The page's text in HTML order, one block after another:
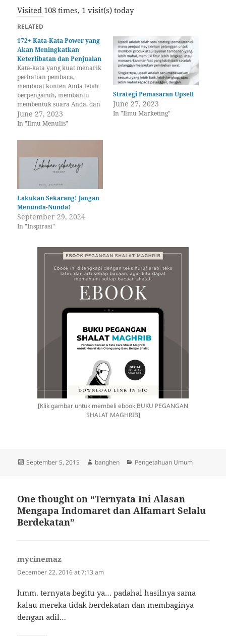
Visited 108 times, 1 visit(s) today
RELATED
172+ Kata-Kata Power yang
Akan Meningkatkan
Keterlibatan dan Penjualan
Kata-kata yang kuat menarik
perhatian pembaca,
membuat konten Anda lebih
berpengaruh, membantu
membentuk suara Anda, dan
mendorong orang untuk
mengikuti saran Anda. Cara
dalam tulisan Anda
memiliki mesin kata-kata
ajaib? Masukkan ide-ide
tersebut secara manual.
Biarkan mesin itu
beroperasi…
June 27, 2023
In "Ilmu Menulis"
Strategi Pemasaran Upsell
June 27, 2023
In "Ilmu Marketing"
Lakukan Sekarang! Jangan
Menunda-Nunda!
September 29, 2024
In "Inspirasi"
[Klik gambar untuk membeli ebook BUKU PEGANGAN
SHALAT MAGHRIB]
Posted
September 5, 2015 Author
banghen Categories
Pengetahuan Umum
One thought on “Ternyata Ini Alasan
Mengapa Indomaret dan Alfamart Selalu
Berdekatan”
mycinemaz
December 22, 2016 at 7:13 am
hmm. ternyata begitu ya… padahal hasilnya sama
kalau mereka tidak berdekatan dan membaginya
dengan adil…